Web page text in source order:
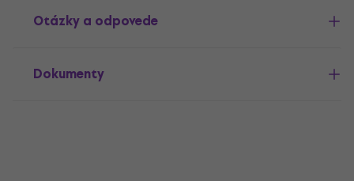
Otázky a odpovede
Dokumenty